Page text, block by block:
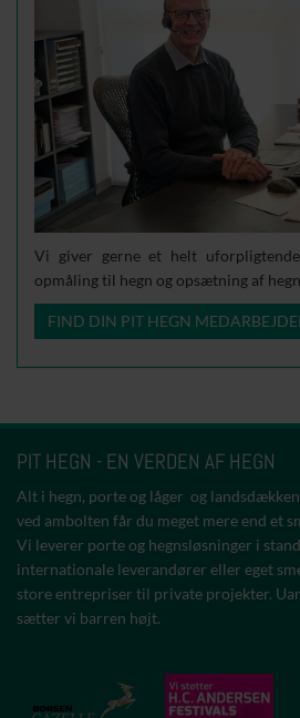
Vi giver gerne et helt
opmåling til hegn og opsætning af
FIND DIN PIT HEGN
PIT HEGN - EN VERDEN AF HEGN
Alt i hegn, porte og låger og
ved ambolten får du meget mere end et
Vi leverer porte og hegnsløsninger i
internationale leverandører eller eget
store entrepriser til private projekter.
sætter vi barren højt.